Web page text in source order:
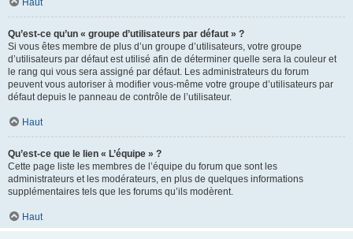
Haut
Qu’est-ce qu’un « groupe d’utilisateurs par défaut » ?
Si vous êtes membre de plus d’un groupe d’utilisateurs, votre groupe
d’utilisateurs par défaut est utilisé afin de déterminer quelle sera la couleur et
le rang qui vous sera assigné par défaut. Les administrateurs du forum
peuvent vous autoriser à modifier vous-même votre groupe d’utilisateurs par
défaut depuis le panneau de contrôle de l’utilisateur.
Haut
Qu’est-ce que le lien « L’équipe » ?
Cette page liste les membres de l’équipe du forum que sont les
administrateurs et les modérateurs, en plus de quelques informations
supplémentaires tels que les forums qu’ils modèrent.
Haut